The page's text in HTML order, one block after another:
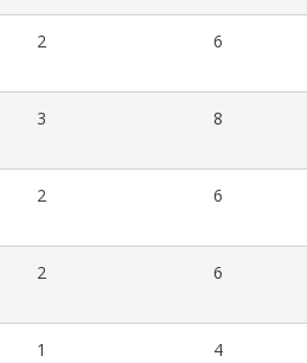
2 6
3 8
2 6
2 6
1 4